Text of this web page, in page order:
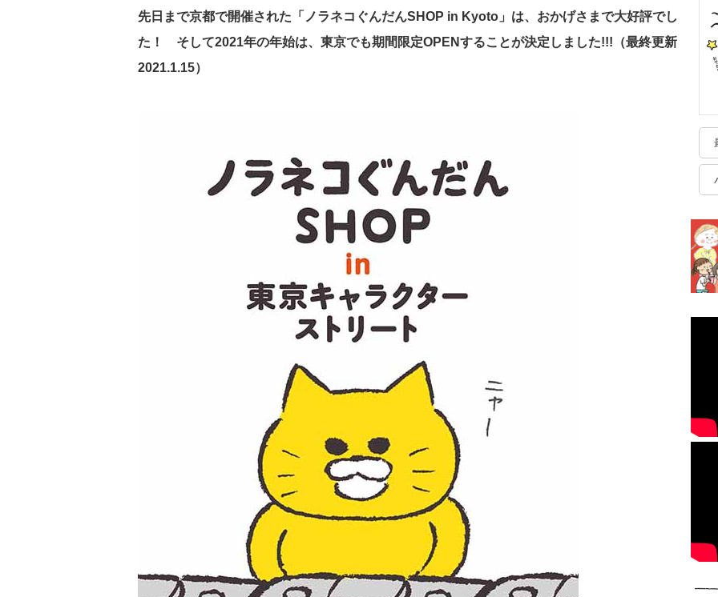
先日まで京都で開催された「ノラネコぐんだんSHOP in Kyoto」は、おかげさまで大好評でし
た！ そして2021年の年始は、東京でも期間限定OPENすることが決定しました!!!（最終更新
2021.1.15）